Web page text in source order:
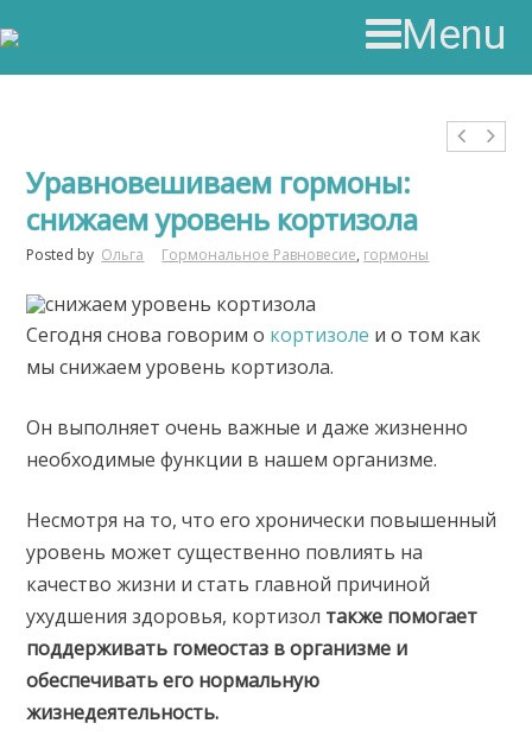
Menu
Уравновешиваем гормоны:
снижаем уровень кортизола
Posted by Ольга Гормональное Равновесие, гормоны
Сегодня снова говорим о кортизоле и о том как
мы снижаем уровень кортизола.
Он выполняет очень важные и даже жизненно
необходимые функции в нашем организме.
Несмотря на то, что его хронически повышенный
уровень может существенно повлиять на
качество жизни и стать главной причиной
ухудшения здоровья, кортизол также помогает
поддерживать гомеостаз в организме и
обеспечивать его нормальную
жизнедеятельность.